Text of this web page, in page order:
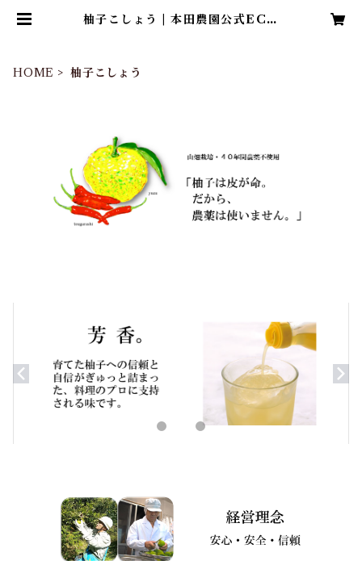
柚子こしょう | 本田農園公式ECサ
HOME 柚子こしょう